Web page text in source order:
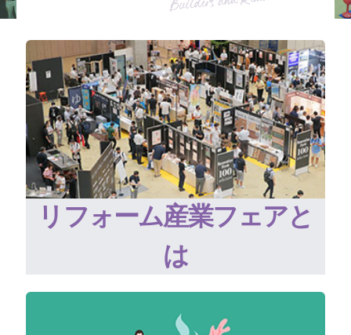
リフォーム産業フェアと
は